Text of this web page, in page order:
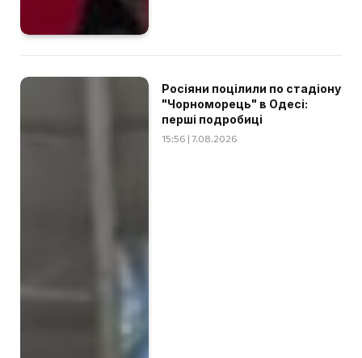
Росіяни поцілили по стадіону
"Чорноморець" в Одесі:
перші подробиці
15:56 | 7.08.2026